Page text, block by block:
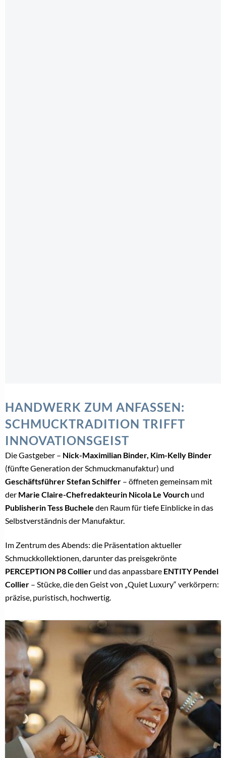
HANDWERK ZUM ANFASSEN:
SCHMUCKTRADITION TRIFFT
INNOVATIONSGEIST
Die Gastgeber – Nick-Maximilian Binder, Kim-Kelly Binder
(fünfte Generation der Schmuckmanufaktur) und
Geschäftsführer Stefan Schiffer – öffneten gemeinsam mit
der Marie Claire-Chefredakteurin Nicola Le Vourch und
Publisherin Tess Buchele den Raum für tiefe Einblicke in das
Selbstverständnis der Manufaktur.
Im Zentrum des Abends: die Präsentation aktueller
Schmuckkollektionen, darunter das preisgekrönte
PERCEPTION P8 Collier und das anpassbare ENTITY Pendel
Collier – Stücke, die den Geist von „Quiet Luxury“ verkörpern:
präzise, puristisch, hochwertig.